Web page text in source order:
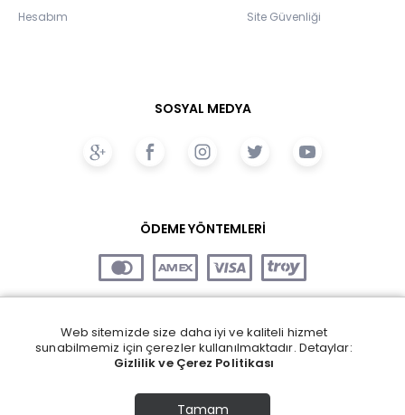
Hesabım
Site Güvenliği
SOSYAL MEDYA
ÖDEME YÖNTEMLERİ
Web sitemizde size daha iyi ve kaliteli hizmet
sunabilmemiz için çerezler kullanılmaktadır. Detaylar:
Gizlilik ve Çerez Politikası
Tamam